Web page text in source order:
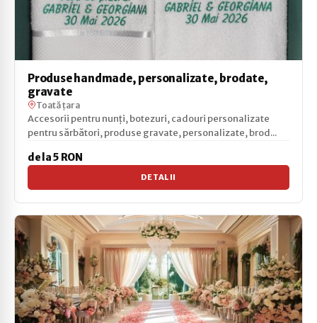
Produse handmade, personalizate, brodate,
gravate
Toată țara
Accesorii pentru nunți, botezuri, cadouri personalizate
pentru sărbători, produse gravate, personalizate, brod...
de la 5 RON
DETALII